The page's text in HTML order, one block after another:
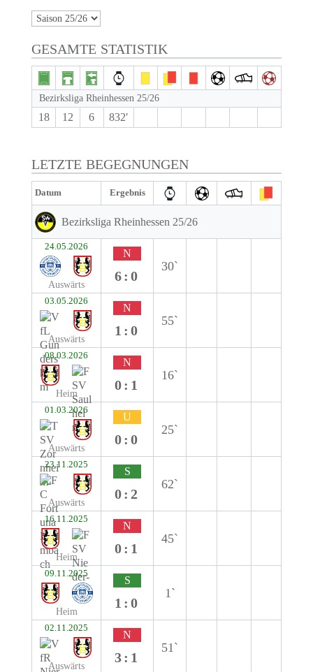
GESAMTE STATISTIK
Bezirksliga Rheinhessen 25/26
18 12 6 832′
LETZTE BEGEGNUNGEN
Datum Ergebnis
Bezirksliga Rheinhessen 25/26
24.05.2026
Auswärts
N
6:0
30`
03.05.2026
Auswärts
N
1:0
55`
08.03.2026
Heim
N
0:1
16`
01.03.2026
Auswärts
U
0:0
25`
23.11.2025
Auswärts
S
0:2
62`
16.11.2025
Heim
N
0:1
45`
09.11.2025
Heim
S
1:0
1`
02.11.2025
Auswärts
N
3:1
51`